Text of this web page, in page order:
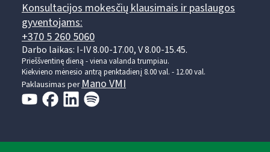
Konsultacijos mokesčių klausimais ir paslaugos
gyventojams:
+370 5 260 5060
Darbo laikas: I-IV 8.00-17.00, V 8.00-15.45.
Prieššventinę dieną - viena valanda trumpiau.
Kiekvieno mėnesio antrą penktadienį 8.00 val. - 12.00 val.
Paklausimas perMano VMI